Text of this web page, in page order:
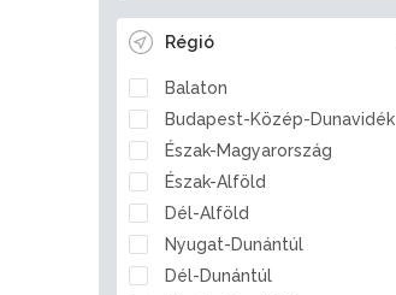
Régió
Balaton
Budapest-Közép-Dunavidék
Észak-Magyarország
Észak-Alföld
Dél-Alföld
Nyugat-Dunántúl
Dél-Dunántúl